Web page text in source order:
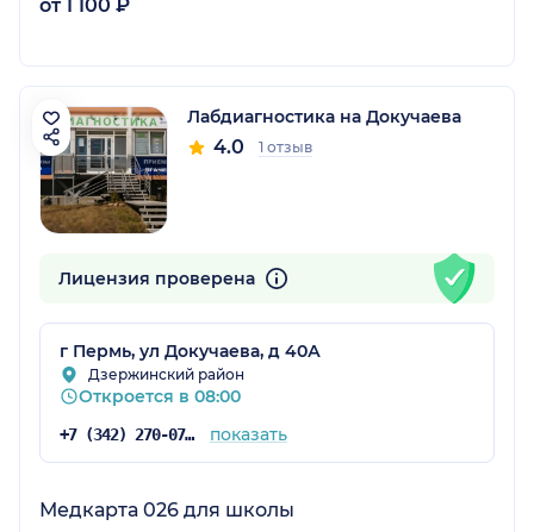
от 1 100 ₽
Лабдиагностика на Докучаева
4.0 1 отзыв
Лицензия проверена
г Пермь, ул Докучаева, д 40А
Дзержинский район
Откроется в 08:00
+7 (342) 270-07-89 показать
Медкарта 026 для школы